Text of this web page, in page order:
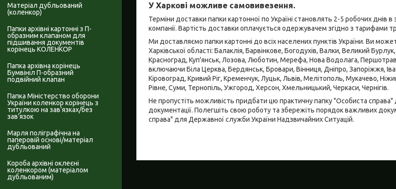
У Харкові можливе самовивезення.
Терміни доставки папки картонної по Україні становлять 2-5 робочих днів
компанії. Вартість доставки оплачується одержувачем згідно з тарифами
Ми доставляємо папки картонні до всіх населених пунктів України. Ви
Харківської області: Балаклія, Барвінкове, Богодухів, Валки, Великий
Красноград, Куп'янськ, Лозова, Люботин, Мерефа, Нова Водолага,
включаючи Біла Церква, Бердянськ, Бровари, Вінниця, Дніпро, Запоріжжя,
Кіровоград, Кривий Ріг, Кременчук, Луцьк, Львів, Мелітополь, Мукачево,
Рівне, Суми, Тернопіль, Ужгород, Херсон, Хмельницький, Черкаси, Чернігів.
Не пропустіть можливість придбати цю практичну папку "Особиста справа"
документації. Полегшіть свою роботу та збережіть порядок важливих
справа" для Державної служби України Надзвичайних Ситуацій.
Матеріал дубльований
(коленкор)
Папки архівні картонні з П-
образним клапаном для
підшивання документів
корінець КОЛЕНКОР
Папка архівна корінець
Бумвініл П-образний
подвійний клапан
Папка Міністерство оборони
України коленкор корінець з
титулкою на зав'язках/без
зав'язок
Марля поліграфічна на
паперовій основі/матеріал
дубльований
Короба архівні оклеєні
коленкором (матеріалом
дубльованим)